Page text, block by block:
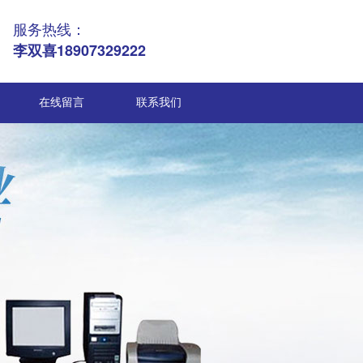
服务热线：
李双喜18907329222
在线留言 联系我们